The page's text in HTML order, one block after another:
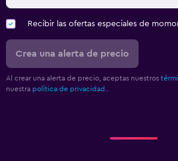
Recibir las ofertas especiales de
Crea una alerta de precio
Al crear una alerta de precio, aceptas nuestros
nuestra política de privacidad.